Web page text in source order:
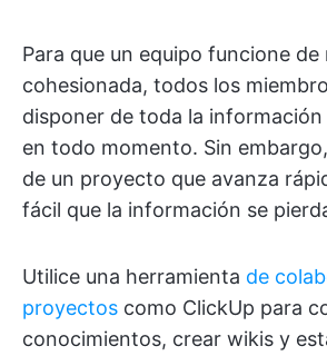
Para que un equipo funcione de
cohesionada, todos los
disponer de toda la
en todo momento. Sin
de un proyecto que avanza
fácil que la información se
Utilice una herramienta de
proyectos como ClickUp para
conocimientos, crear wikis y